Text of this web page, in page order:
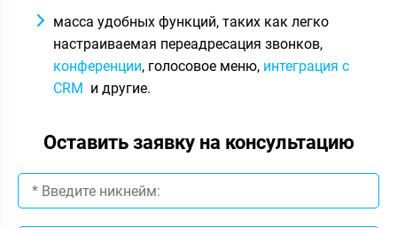
масса удобных функций, таких как легко
настраиваемая переадресация звонков,
конференции, голосовое меню, интеграция с
CRM и другие.
Оставить заявку на консультацию